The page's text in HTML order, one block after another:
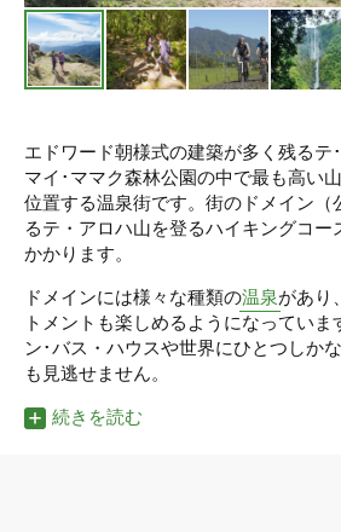
エドワード朝様式の建築が多く残るテ
マイ･ママク森林公園の中で最も高い
位置する温泉街です。街のドメイン（
るテ・アロハ山を登るハイキングコー
かかります。
ドメインには様々な種類の温泉があり
トメントも楽しめるようになってい
ン･バス・ハウスや世界にひとつしか
も見逃せません。
続きを読む